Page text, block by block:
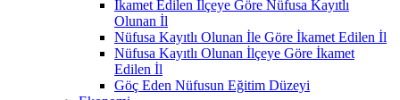
İkamet Edilen İlçeye Göre Nüfusa Kayıtlı
Olunan İl
Nüfusa Kayıtlı Olunan İle Göre İkamet Edilen İl
Nüfusa Kayıtlı Olunan İlçeye Göre İkamet
Edilen İl
Göç Eden Nüfusun Eğitim Düzeyi